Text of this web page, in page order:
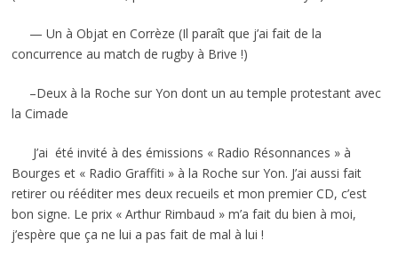
— Un à Objat en Corrèze (Il paraît que j’ai fait de la
concurrence au match de rugby à Brive !)
–Deux à la Roche sur Yon dont un au temple protestant avec
la Cimade
J’ai été invité à des émissions « Radio Résonnances » à
Bourges et « Radio Graffiti » à la Roche sur Yon. J’ai aussi fait
retirer ou rééditer mes deux recueils et mon premier CD, c’est
bon signe. Le prix « Arthur Rimbaud » m’a fait du bien à moi,
j’espère que ça ne lui a pas fait de mal à lui !